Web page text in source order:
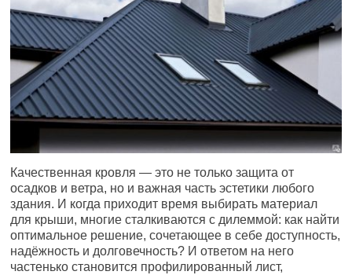
Качественная кровля — это не только защита от
осадков и ветра, но и важная часть эстетики любого
здания. И когда приходит время выбирать материал
для крыши, многие сталкиваются с дилеммой: как найти
оптимальное решение, сочетающее в себе доступность,
надёжность и долговечность? И ответом на него
частенько становится профилированный лист,